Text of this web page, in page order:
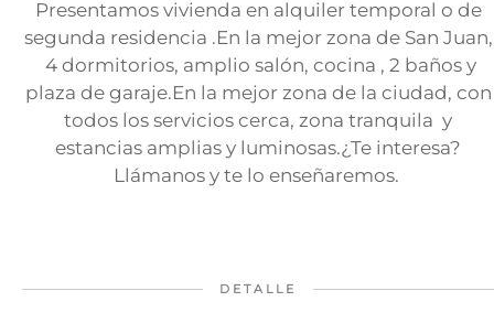
Presentamos vivienda en alquiler temporal o de
segunda residencia .En la mejor zona de San Juan,
4 dormitorios, amplio salón, cocina , 2 baños y
plaza de garaje.En la mejor zona de la ciudad, con
todos los servicios cerca, zona tranquila y
estancias amplias y luminosas.¿Te interesa?
Llámanos y te lo enseñaremos.
DETALLE